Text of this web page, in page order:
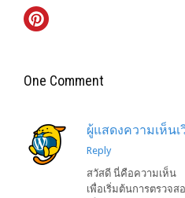
One Comment
ผู้แสดงความเห็นเ
Reply
สวัสดี นี่คือความเห็น
เพื่อเริ่มต้นการตรวจ